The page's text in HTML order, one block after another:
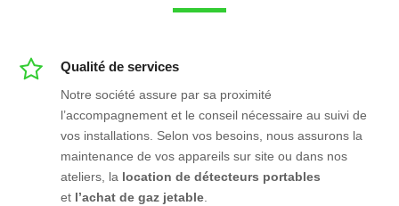
Qualité de services
Notre société assure par sa proximité
l’accompagnement et le conseil nécessaire au suivi de
vos installations. Selon vos besoins, nous assurons la
maintenance de vos appareils sur site ou dans nos
ateliers, la location de détecteurs portables
et l’achat de gaz jetable.